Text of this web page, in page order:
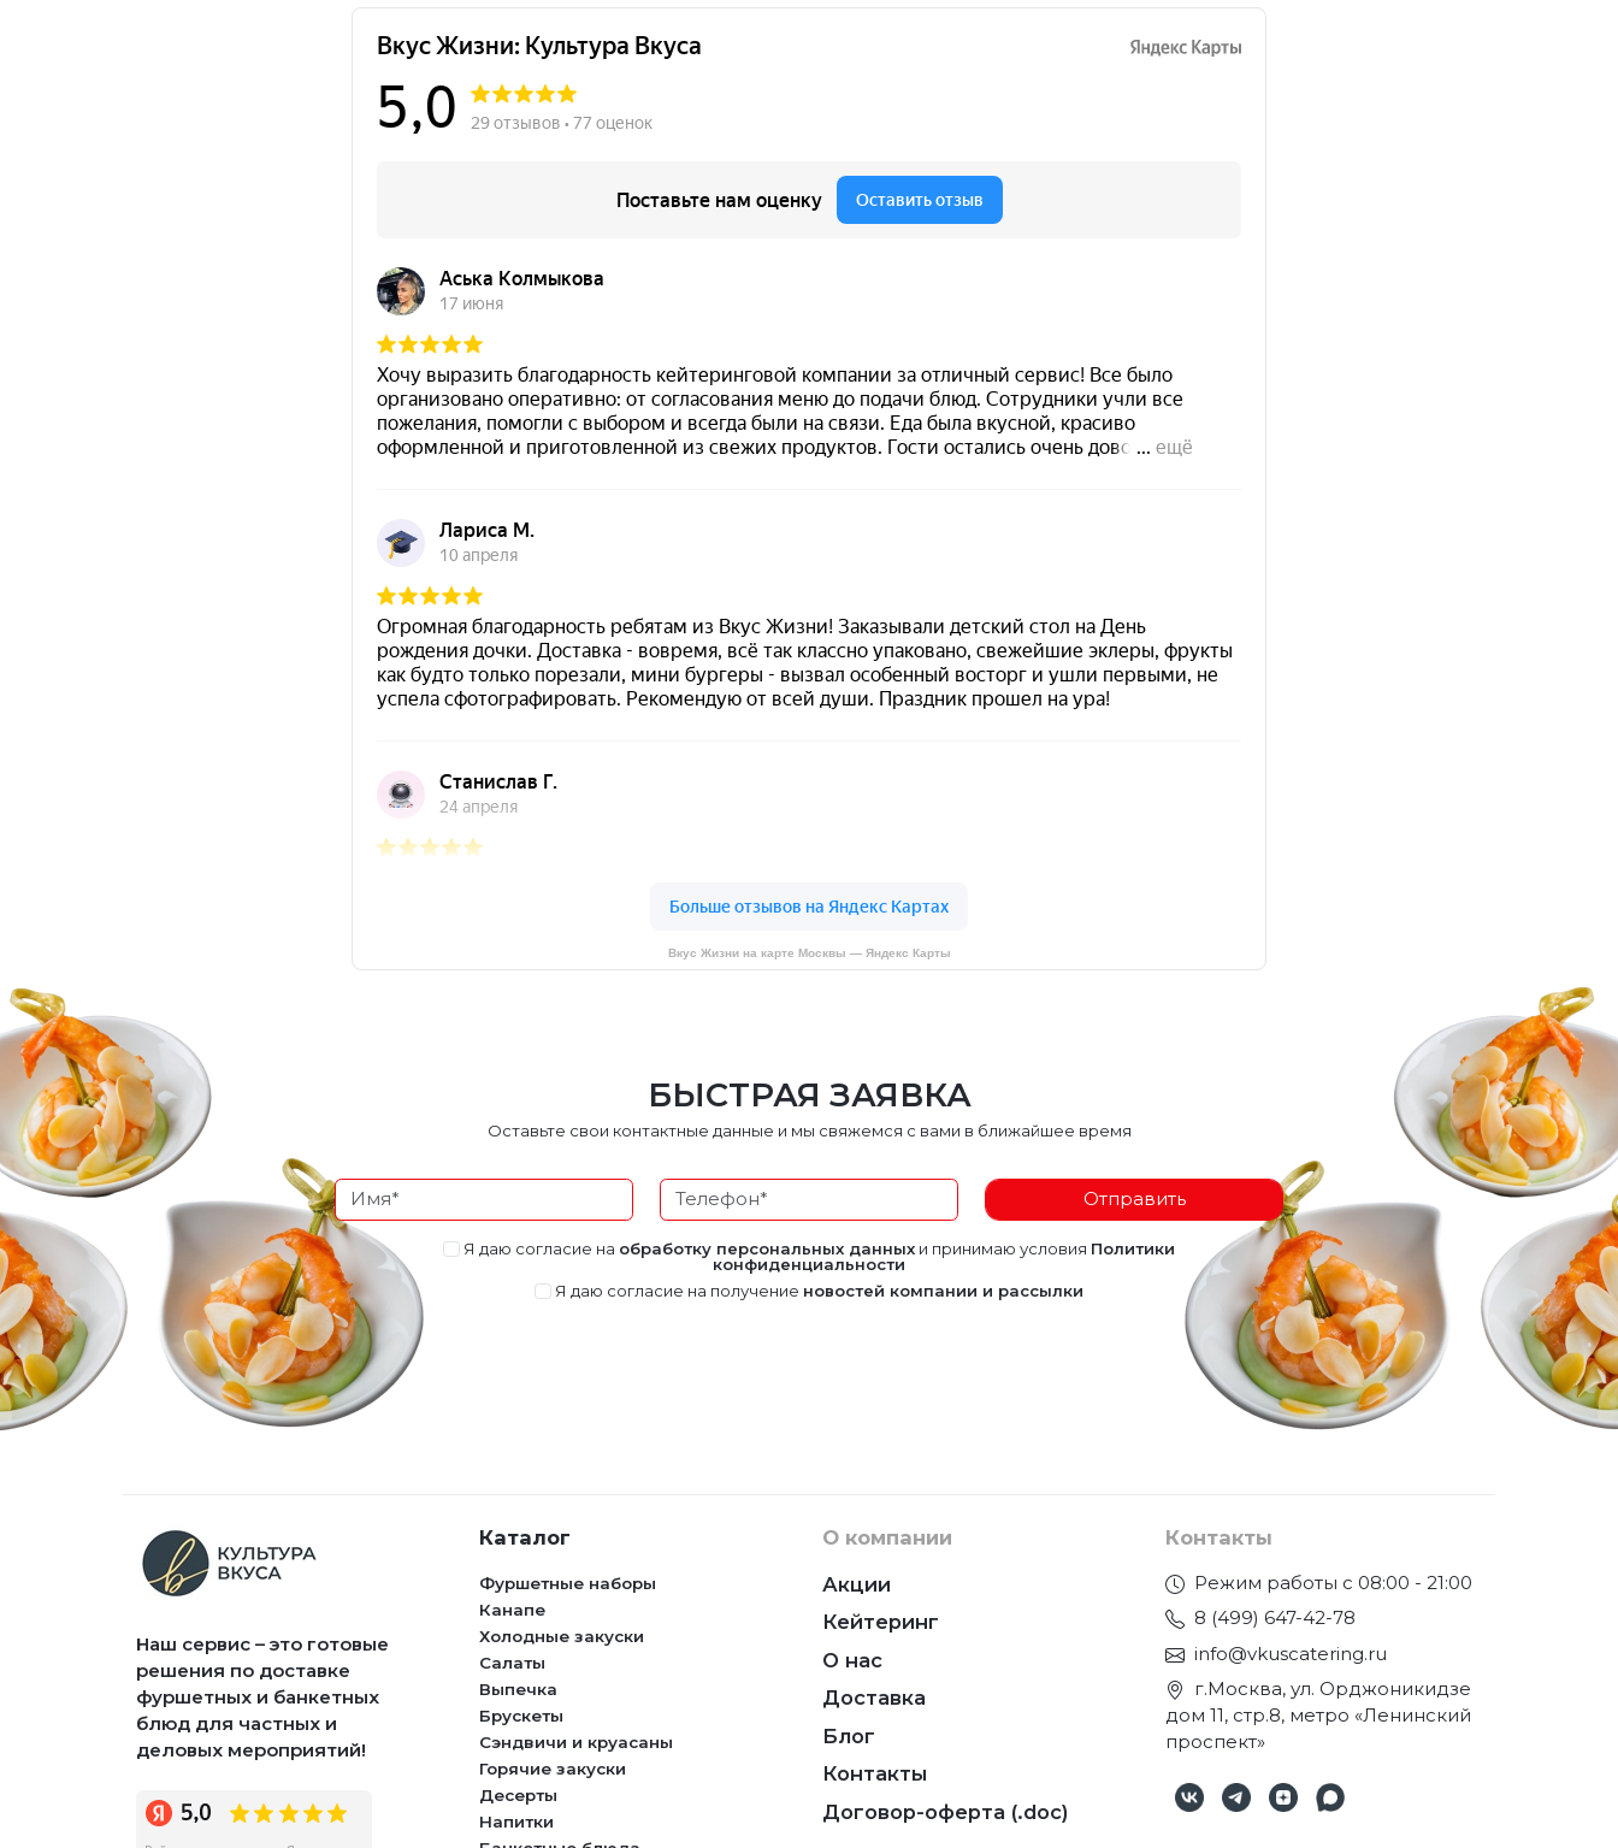
Вкус Жизни на карте Москвы — Яндекс Карты
БЫСТРАЯ ЗАЯВКА
Оставьте свои контактные данные и мы свяжемся с вами в ближайшее время
Отправить
Я даю согласие на обработку персональных данныхи принимаю условия Политики
конфиденциальности
Я даю согласие на получение новостей компании и рассылки
Наш сервис – это готовые
решения по доставке
фуршетных и банкетных
блюд для частных и
деловых мероприятий!
Каталог
Фуршетные наборы
Канапе
Холодные закуски
Салаты
Выпечка
Брускеты
Сэндвичи и круасаны
Горячие закуски
Десерты
Напитки
О компании
Акции
Кейтеринг
О нас
Доставка
Блог
Контакты
Договор-оферта (.doc)
Контакты
Режим работы с 08:00 - 21:00
8 (499) 647-42-78
info@vkuscatering.ru
г.Москва, ул. Орджоникидзе
дом 11, стр.8, метро «Ленинский
проспект»